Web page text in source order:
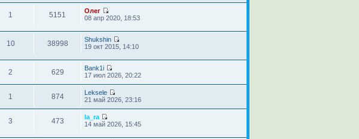
1 5151
Олег
08 апр 2020, 18:53
10 38998
Shukshin
19 окт 2015, 14:10
2 629
Bank1i
17 июл 2026, 20:22
1 874
Leksele
21 май 2026, 23:16
3 473
la_ra
14 май 2026, 15:45